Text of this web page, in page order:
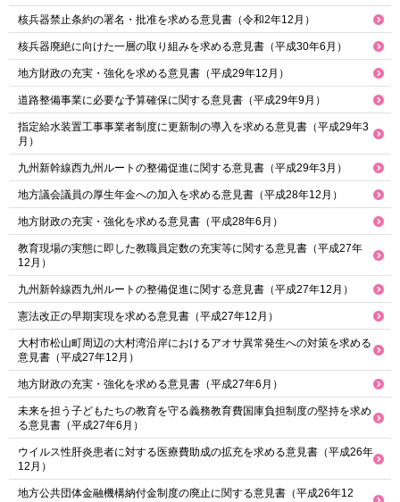
核兵器禁止条約の署名・批准を求める意見書（令和2年12月）
核兵器廃絶に向けた一層の取り組みを求める意見書（平成30年6月）
地方財政の充実・強化を求める意見書（平成29年12月）
道路整備事業に必要な予算確保に関する意見書（平成29年9月）
指定給水装置工事事業者制度に更新制の導入を求める意見書（平成29年3
月）
九州新幹線西九州ルートの整備促進に関する意見書（平成29年3月）
地方議会議員の厚生年金への加入を求める意見書（平成28年12月）
地方財政の充実・強化を求める意見書（平成28年6月）
教育現場の実態に即した教職員定数の充実等に関する意見書（平成27年
12月）
九州新幹線西九州ルートの整備促進に関する意見書（平成27年12月）
憲法改正の早期実現を求める意見書（平成27年12月）
大村市松山町周辺の大村湾沿岸におけるアオサ異常発生への対策を求める
意見書（平成27年12月）
地方財政の充実・強化を求める意見書（平成27年6月）
未来を担う子どもたちの教育を守る義務教育費国庫負担制度の堅持を求め
る意見書（平成27年6月）
ウイルス性肝炎患者に対する医療費助成の拡充を求める意見書（平成26年
12月）
地方公共団体金融機構納付金制度の廃止に関する意見書（平成26年12